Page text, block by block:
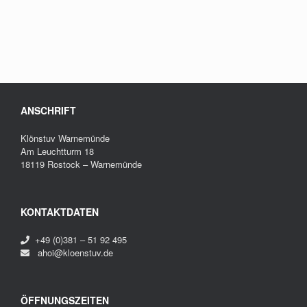
ANSCHRIFT
Klönstuv Warnemünde
Am Leuchtturm 18
18119 Rostock – Warnemünde
KONTAKTDATEN
+49 (0)381 – 51 92 495
ahoi@kloenstuv.de
ÖFFNUNGSZEITEN